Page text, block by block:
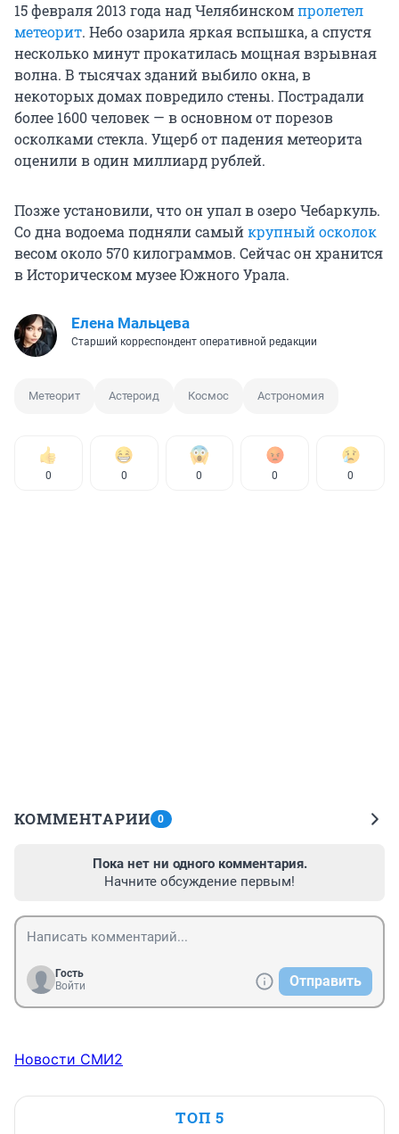
15 февраля 2013 года над Челябинскомпролетел
метеорит. Небо озарила яркая вспышка, а спустя
несколько минут прокатилась мощная взрывная
волна. В тысячах зданий выбило окна, в
некоторых домах повредило стены. Пострадали
более 1600 человек — в основном от порезов
осколками стекла. Ущерб от падения метеорита
оценили в один миллиард рублей.
Позже установили, что он упал в озеро Чебаркуль.
Со дна водоема подняли самыйкрупный осколок
весом около 570 килограммов. Сейчас он хранится
в Историческом музее Южного Урала.
Елена Мальцева
Старший корреспондент оперативной редакции
Метеорит Астероид Космос Астрономия
0 0 0 0 0
КОММЕНТАРИИ 0
Пока нет ни одного комментария.
Начните обсуждение первым!
Гость
Войти
Отправить
Новости СМИ2
ТОП 5